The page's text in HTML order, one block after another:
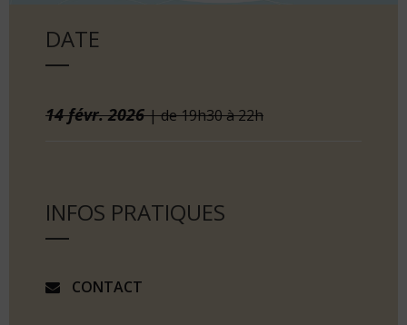
DATE
14 févr. 2026 | de 19h30 à 22h
INFOS PRATIQUES
CONTACT